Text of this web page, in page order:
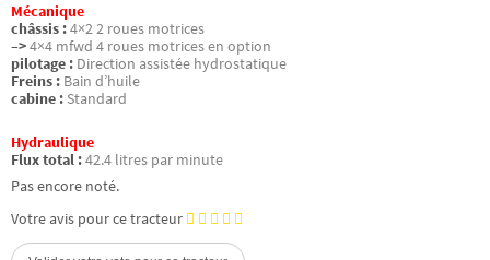
Mécanique
châssis :4×2 2 roues motrices
–>4×4 mfwd 4 roues motrices en option
pilotage : Direction assistée hydrostatique
Freins : Bain d’huile
cabine : Standard
Hydraulique
Flux total :42.4 litres par minute
Pas encore noté.
Votre avis pour ce tracteur